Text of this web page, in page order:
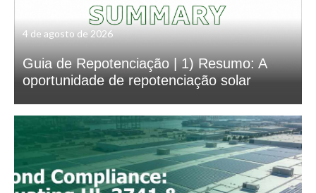
4 de agosto de 2026
Guia de Repotenciação | 1) Resumo: A
oportunidade de repotenciação solar